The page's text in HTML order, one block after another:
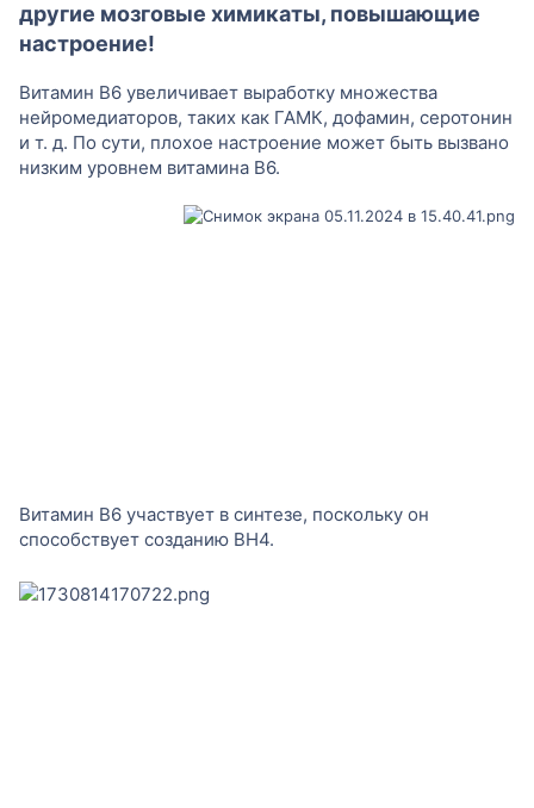
другие мозговые химикаты, повышающие
настроение!
Витамин B6 увеличивает выработку множества
нейромедиаторов, таких как ГАМК, дофамин, серотонин
и т. д. По сути, плохое настроение может быть вызвано
низким уровнем витамина B6.
Витамин B6 участвует в синтезе, поскольку он
способствует созданию BH4.